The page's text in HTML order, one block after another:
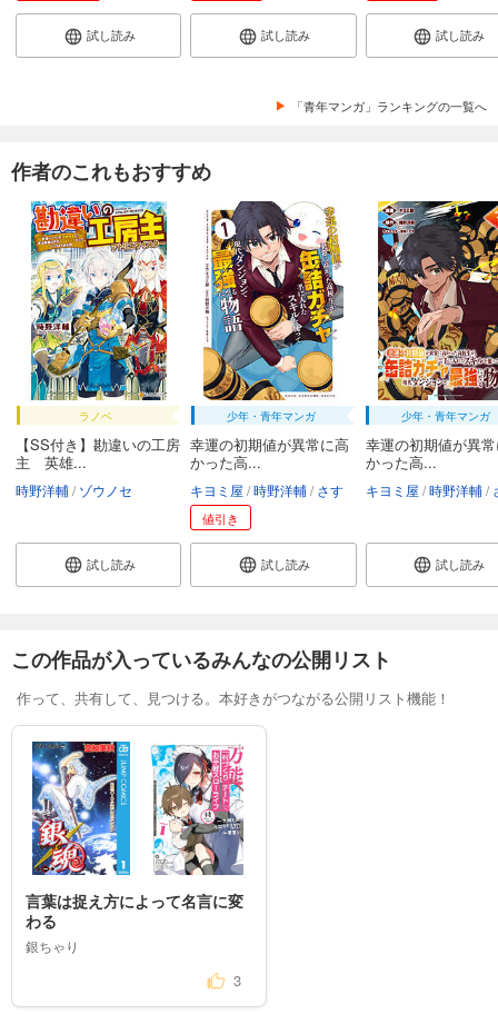
試し読み 試し読み 試し読み
「青年マンガ」ランキングの一覧へ
作者のこれもおすすめ
ラノベ
【SS付き】勘違いの工房
主 英雄...
時野洋輔 ゾウノセ
試し読み
少年・青年マンガ
幸運の初期値が異常に高
かった高...
キヨミ屋 時野洋輔 さす
値引き
試し読み
少年・青年マンガ
幸運の初期値が異
かった高...
キヨミ屋 時野洋輔
試し読み
この作品が入っているみんなの公開リスト
作って、共有して、見つける。本好きがつながる公開リスト機能！
言葉は捉え方によって名言に変
わる
銀ちゃり
3